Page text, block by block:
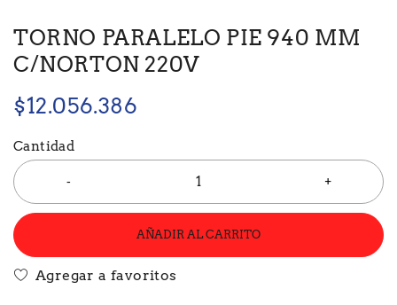
TORNO PARALELO PIE 940 MM
C/NORTON 220V
$12.056.386
Cantidad
AÑADIR AL CARRITO